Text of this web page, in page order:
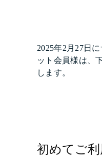
2025年2月27日
ット会員様は、
します。
初めてご